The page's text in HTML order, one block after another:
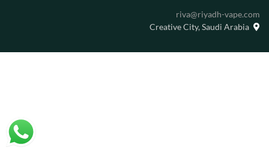
riva@riyadh-vape.com